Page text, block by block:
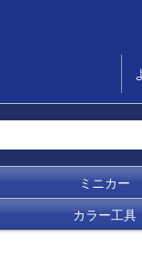
ミニカー
カラー工具